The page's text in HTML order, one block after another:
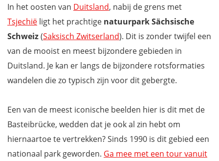
In het oosten van Duitsland, nabij de grens met
Tsjechië ligt het prachtige natuurpark Sächsische
Schweiz(Saksisch Zwitserland). Dit is zonder twijfel een
van de mooist en meest bijzondere gebieden in
Duitsland. Je kan er langs de bijzondere rotsformaties
wandelen die zo typisch zijn voor dit gebergte.
Een van de meest iconische beelden hier is dit met de
Basteibrücke, wedden dat je ook al zin hebt om
hiernaartoe te vertrekken? Sinds 1990 is dit gebied een
nationaal park geworden. Ga mee met een tour vanuit